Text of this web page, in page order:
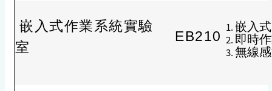
嵌入式作業系統實驗
室
EB210
嵌入
即時
無線